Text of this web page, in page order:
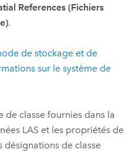
References (Fichiers
.
de stockage et de
sur le système de
de classe fournies dans la
LAS et les propriétés de
désignations de classe